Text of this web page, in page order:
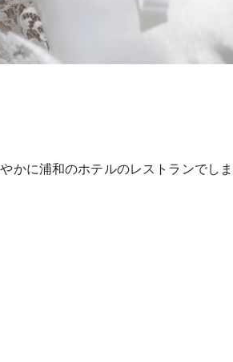
かに浦和のホテルのレストランでし